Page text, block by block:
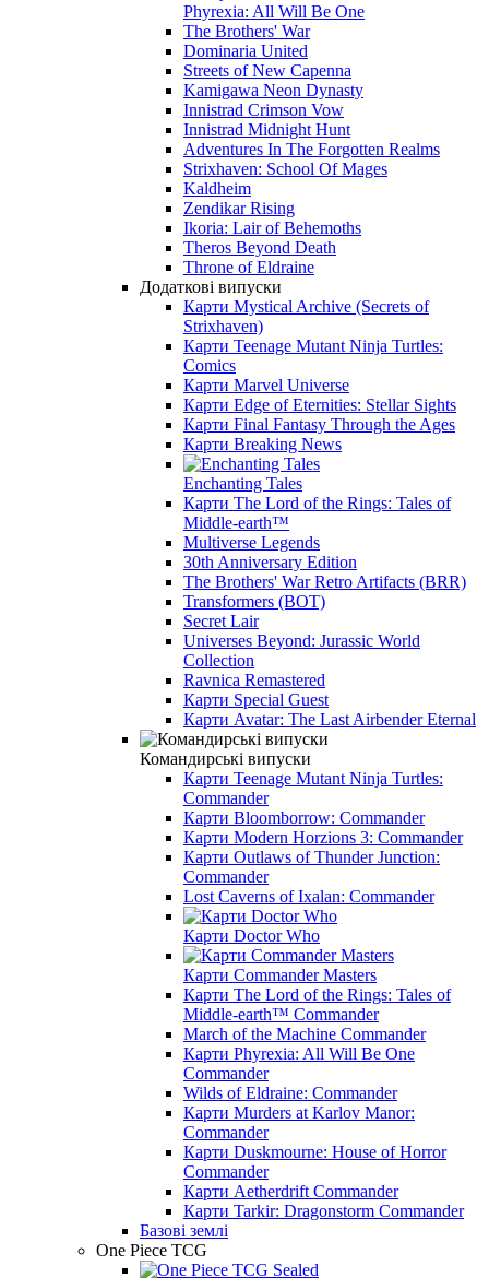
Phyrexia: All Will Be One
The Brothers' War
Dominaria United
Streets of New Capenna
Kamigawa Neon Dynasty
Innistrad Crimson Vow
Innistrad Midnight Hunt
Adventures In The Forgotten Realms
Strixhaven: School Of Mages
Kaldheim
Zendikar Rising
Ikoria: Lair of Behemoths
Theros Beyond Death
Throne of Eldraine
Додаткові випуски
Карти Mystical Archive (Secrets of
Strixhaven)
Карти Teenage Mutant Ninja Turtles:
Comics
Карти Marvel Universe
Карти Edge of Eternities: Stellar Sights
Карти Final Fantasy Through the Ages
Карти Breaking News
Enchanting Tales
Карти The Lord of the Rings: Tales of
Middle-earth™
Multiverse Legends
30th Anniversary Edition
The Brothers' War Retro Artifacts (BRR)
Transformers (BOT)
Secret Lair
Universes Beyond: Jurassic World
Collection
Ravnica Remastered
Карти Special Guest
Карти Avatar: The Last Airbender Eternal
Командирські випуски
Карти Teenage Mutant Ninja Turtles:
Commander
Карти Bloomborrow: Commander
Карти Modern Horzions 3: Commander
Карти Outlaws of Thunder Junction:
Commander
Lost Caverns of Ixalan: Commander
Карти Doctor Who
Карти Commander Masters
Карти The Lord of the Rings: Tales of
Middle-earth™ Commander
March of the Machine Commander
Карти Phyrexia: All Will Be One
Commander
Wilds of Eldraine: Commander
Карти Murders at Karlov Manor:
Commander
Карти Duskmourne: House of Horror
Commander
Карти Aetherdrift Commander
Карти Tarkir: Dragonstorm Commander
Базові землі
One Piece TCG